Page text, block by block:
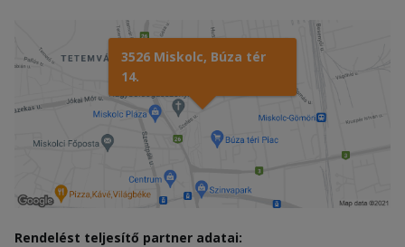
3526 Miskolc, Búza tér
14.
Rendelést teljesítő partner adatai: